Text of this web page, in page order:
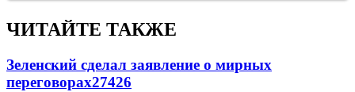
ЧИТАЙТЕ ТАКЖЕ
Зеленский сделал заявление о мирных
переговорах27426